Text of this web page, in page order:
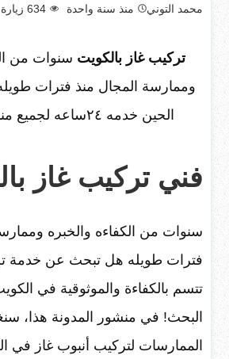
محمد التوني منذ سنة واحدة 634 زيارة
تركيب غاز بالكويت سنوات من
وممارسة المجال منذ فترات
الحين خدمه ٢٤ساعه لجميع مناطق الكويت
فني تركيب غاز
سنوات من الكفاءه والخبره
فترات طويله هل تبحث عن خدمة
تتسم بالكفاءة والموثوقية في
البحث! في منشور المدونة هذا،
الممارسات لتركيب أنبوب غاز في